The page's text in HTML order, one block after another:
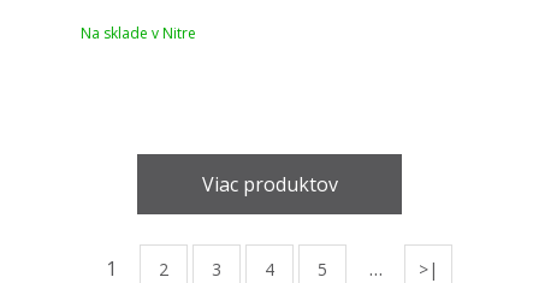
Na sklade v Nitre
Viac produktov
1 2 3 4 5 … >|